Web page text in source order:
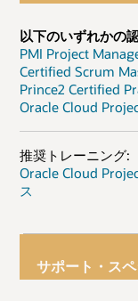
以下のいずれかの
PMI Project
Certified Scrum
Prince2 Certified
Oracle Cloud
推奨トレーニング:
Oracle Cloud
ス
サポート・ス